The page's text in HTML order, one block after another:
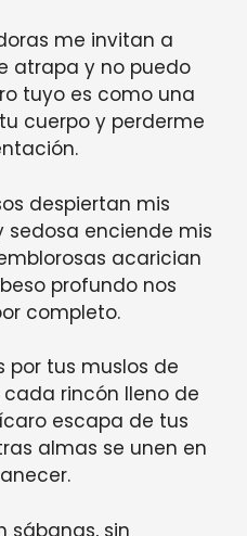
me invitan a
atrapa y no puedo
tuyo es como una
cuerpo y perderme
despiertan mis
sedosa enciende mis
acarician
profundo nos
completo.
por tus muslos de
rincón lleno de
escapa de tus
almas se unen en
sábanas, sin